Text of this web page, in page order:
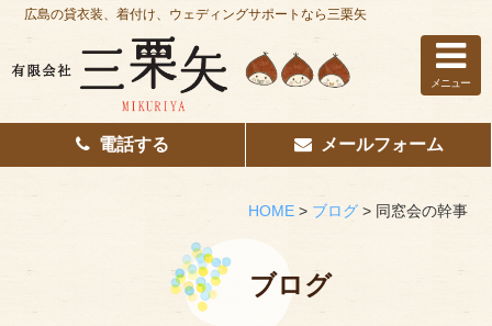
ホーム
はじめての方へ
広島の貸衣装、着付け、ウェディングサポートなら三栗矢
メニュー
電話する メールフォーム
HOME> ブログ> 同窓会の幹事
ブログ